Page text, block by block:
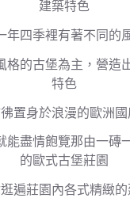
建築特色
年四季裡有著不同的
格的古堡為主，營造
特色
置身於浪漫的歐洲
能盡情飽覽那由一磚
的歐式古堡莊園
遍莊園內各式精緻